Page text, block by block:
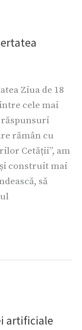
Ziua de 18
cele mai
rămân cu
Cetății”, am
construit mai
să
artificiale